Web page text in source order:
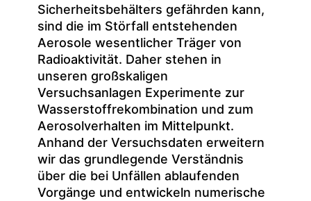
Sicherheitsbehälters gefährden kann,
sind die im Störfall entstehenden
Aerosole wesentlicher Träger von
Radioaktivität. Daher stehen in
unseren großskaligen
Versuchsanlagen Experimente zur
Wasserstoffrekombination und zum
Aerosolverhalten im Mittelpunkt.
Anhand der Versuchsdaten erweitern
wir das grundlegende Verständnis
über die bei Unfällen ablaufenden
Vorgänge und entwickeln numerische